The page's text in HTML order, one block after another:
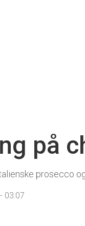
på
prosecco
03:07